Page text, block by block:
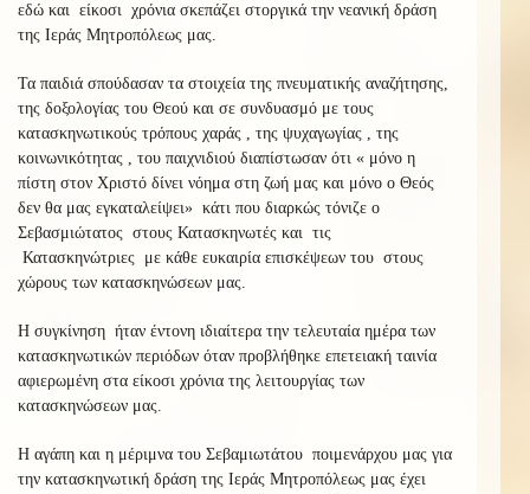
εδώ και είκοσι χρόνια σκεπάζει στοργικά την νεανική δράση
της Ιεράς Μητροπόλεως μας.
Τα παιδιά σπούδασαν τα στοιχεία της πνευματικής αναζήτησης,
της δοξολογίας του Θεού και σε συνδυασμό με τους
κατασκηνωτικούς τρόπους χαράς , της ψυχαγωγίας , της
κοινωνικότητας , του παιχνιδιού διαπίστωσαν ότι « μόνο η
πίστη στον Χριστό δίνει νόημα στη ζωή μας και μόνο ο Θεός
δεν θα μας εγκαταλείψει» κάτι που διαρκώς τόνιζε ο
Σεβασμιώτατος στους Κατασκηνωτές και τις
Κατασκηνώτριες με κάθε ευκαιρία επισκέψεων του στους
χώρους των κατασκηνώσεων μας.
Η συγκίνηση ήταν έντονη ιδιαίτερα την τελευταία ημέρα των
κατασκηνωτικών περιόδων όταν προβλήθηκε επετειακή ταινία
αφιερωμένη στα είκοσι χρόνια της λειτουργίας των
κατασκηνώσεων μας.
Η αγάπη και η μέριμνα του Σεβαμιωτάτου ποιμενάρχου μας για
την κατασκηνωτική δράση της Ιεράς Μητροπόλεως μας έχει